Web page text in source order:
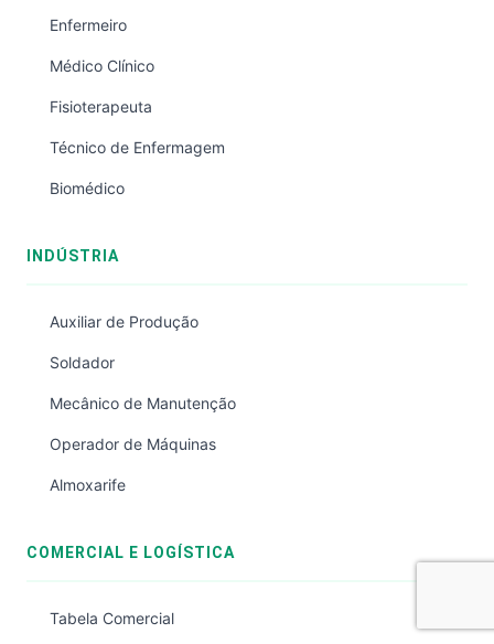
Enfermeiro
Médico Clínico
Fisioterapeuta
Técnico de Enfermagem
Biomédico
INDÚSTRIA
Auxiliar de Produção
Soldador
Mecânico de Manutenção
Operador de Máquinas
Almoxarife
COMERCIAL E LOGÍSTICA
Tabela Comercial